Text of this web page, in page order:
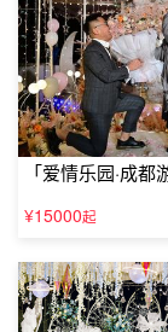
贺州酒店里的房
锦绣概念酒店，
适，期待您的入
以上就是关于
容，想了解更多
「爱情乐园·成都
¥15000起